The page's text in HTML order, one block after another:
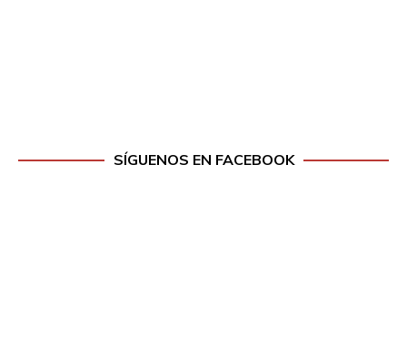
SÍGUENOS EN FACEBOOK